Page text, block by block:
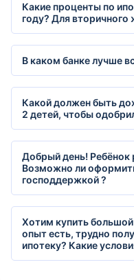
Какие проценты по
году? Для вторичного
В каком банке лучше
Какой должен быть
2 детей, чтобы
Добрый день! Ребёнок
Возможно ли
господдержкой ?
Хотим купить
опыт есть, трудно
ипотеку? Какие